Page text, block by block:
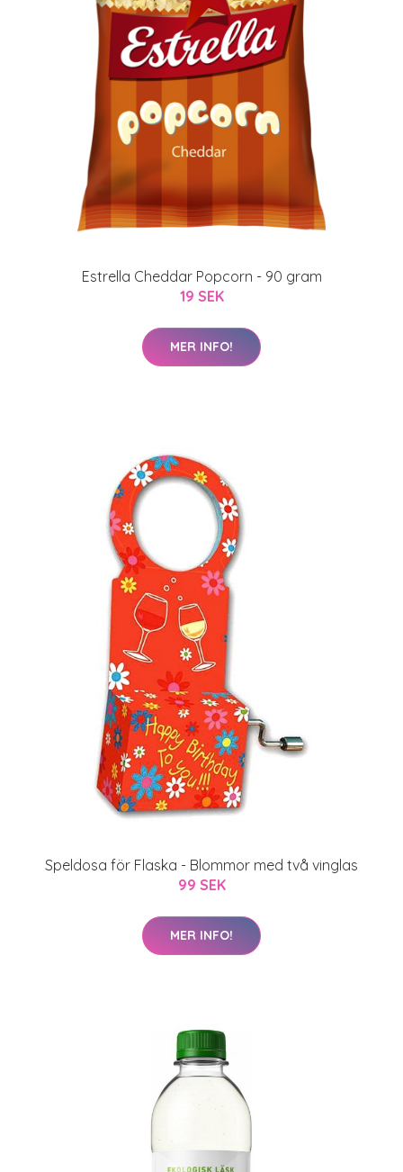
Estrella Cheddar Popcorn - 90 gram
19 SEK
MER INFO!
Speldosa för Flaska - Blommor med två vinglas
99 SEK
MER INFO!